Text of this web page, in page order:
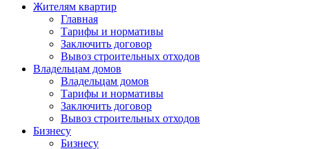
Жителям квартир
Главная
Тарифы и нормативы
Заключить договор
Вывоз строительных отходов
Владельцам домов
Владельцам домов
Тарифы и нормативы
Заключить договор
Вывоз строительных отходов
Бизнесу
Бизнесу